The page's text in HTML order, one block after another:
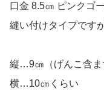
口金 8.5㎝ ピンクゴ
縫い付けタイプです
縦…9㎝（げんこ含ま
横…10㎝くらい